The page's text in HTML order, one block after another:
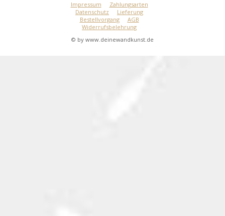
Impressum
Zahlungsarten
Datenschutz
Lieferung
Bestellvorgang
AGB
Widerrufsbelehrung
© by www.deinewandkunst.de